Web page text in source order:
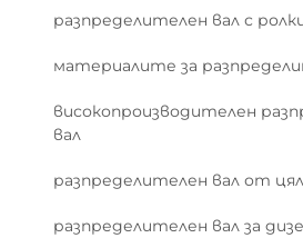
разпределителен вал с
материалите за
високопроизводителен
вал
разпределителен вал от
разпределителен вал за